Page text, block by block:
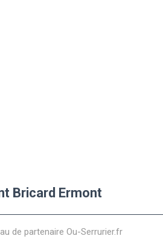
Bricard Ermont
de partenaire Ou-Serrurier.fr